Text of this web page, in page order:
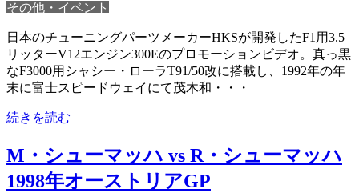
その他・イベント
日本のチューニングパーツメーカーHKSが開発したF1用3.5
リッターV12エンジン300Eのプロモーションビデオ。真っ黒
なF3000用シャシー・ローラT91/50改に搭載し、1992年の年
末に富士スピードウェイにて茂木和・・・
続きを読む
M・シューマッハ vs R・シューマッハ
1998年オーストリアGP